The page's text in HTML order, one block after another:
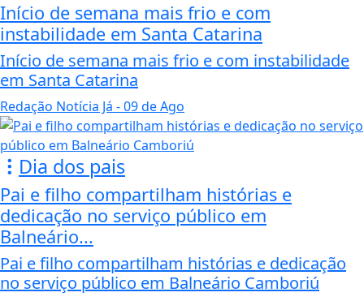
Início de semana mais frio e com
instabilidade em Santa Catarina
Início de semana mais frio e com instabilidade
em Santa Catarina
Redação Notícia Já - 09 de Ago
Dia dos pais
Pai e filho compartilham histórias e
dedicação no serviço público em
Balneário...
Pai e filho compartilham histórias e dedicação
no serviço público em Balneário Camboriú